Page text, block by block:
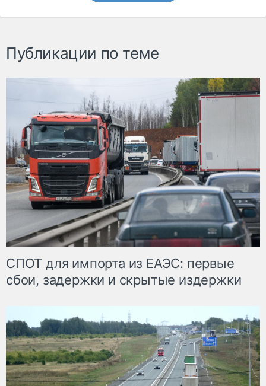
Публикации по теме
СПОТ для импорта из ЕАЭС: первые
сбои, задержки и скрытые издержки